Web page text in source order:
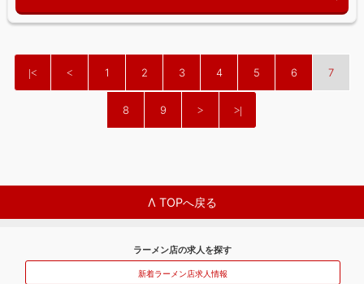
1 2 3 4 5 6 7
8 9
Λ TOPへ戻る
ラーメン店の求人を探す
新着ラーメン店求人情報